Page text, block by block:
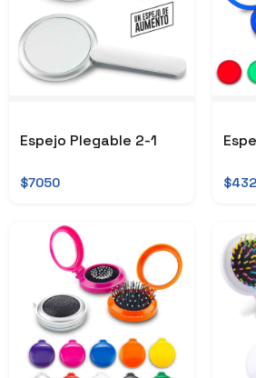
Espejo Plegable 2-1
$7050